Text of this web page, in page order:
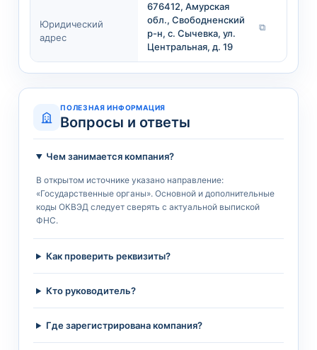
Юридический
адрес
676412, Амурская
обл., Свободненский
р-н, с. Сычевка, ул.
Центральная, д. 19
⧉
ПОЛЕЗНАЯ ИНФОРМАЦИЯ
Вопросы и ответы
Чем занимается компания?
В открытом источнике указано направление:
«Государственные органы». Основной и дополнительные
коды ОКВЭД следует сверять с актуальной выпиской
ФНС.
Как проверить реквизиты?
Кто руководитель?
Где зарегистрирована компания?